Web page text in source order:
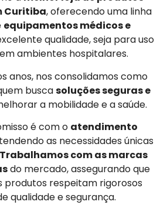
Curitiba, oferecendo uma linha
equipamentos médicos e
qualidade, seja para uso
ambientes hospitalares.
anos, nos consolidamos como
buscasoluções seguras e
a mobilidade e a saúde.
é com o atendimento
as necessidades únicas
Trabalhamos com as marcas
do mercado, assegurando que
produtos respeitam rigorosos
qualidade e segurança.